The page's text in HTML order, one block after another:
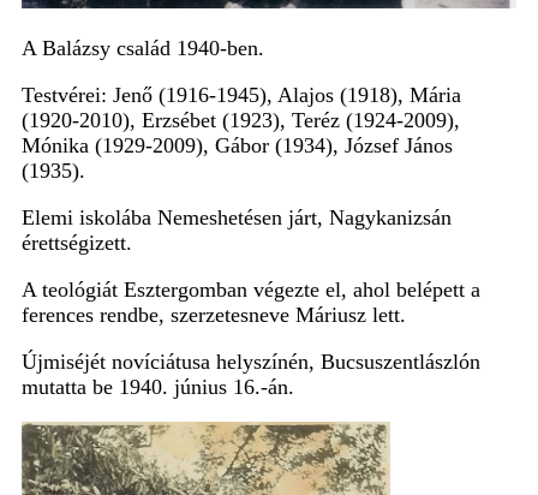
A Balázsy család 1940-ben.
Testvérei: Jenő (1916-1945), Alajos (1918), Mária
(1920-2010), Erzsébet (1923), Teréz (1924-2009),
Mónika (1929-2009), Gábor (1934), József János
(1935).
Elemi iskolába Nemeshetésen járt, Nagykanizsán
érettségizett.
A teológiát Esztergomban végezte el, ahol belépett a
ferences rendbe, szerzetesneve Máriusz lett.
Újmiséjét novíciátusa helyszínén, Bucsuszentlászlón
mutatta be 1940. június 16.-án.